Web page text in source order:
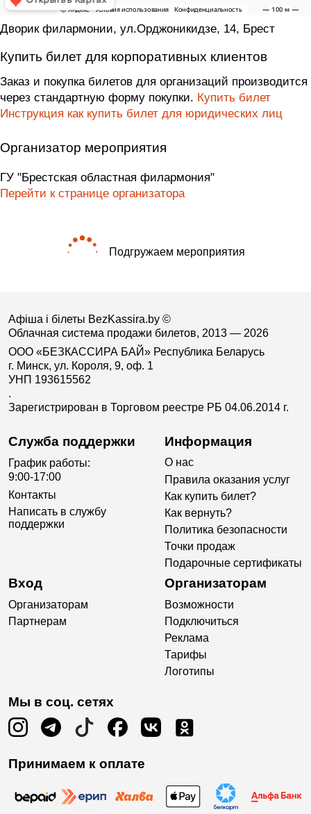
Дворик филармонии, ул.Орджоникидзе, 14, Брест
Купить билет для корпоративных клиентов
Заказ и покупка билетов для организаций производится
через стандартную форму покупки. Купить билет
Инструкция как купить билет для юридических лиц
Организатор мероприятия
ГУ "Брестская областная филармония"
Перейти к странице организатора
Подгружаем мероприятия
Афіша і білеты BezKassira.by ©
Облачная система продажи билетов, 2013 — 2026
ООО «БЕЗКАССИРА БАЙ» Республика Беларусь
г. Минск, ул. Короля, 9, оф. 1
УНП 193615562
.
Зарегистрирован в Торговом реестре РБ 04.06.2014 г.
Служба поддержки
График работы:
9:00-17:00
Контакты
Написать в службу
поддержки
Информация
О нас
Правила оказания услуг
Как купить билет?
Как вернуть?
Политика безопасности
Точки продаж
Подарочные сертификаты
Вход
Организаторам
Партнерам
Организаторам
Возможности
Подключиться
Реклама
Тарифы
Логотипы
Мы в соц. сетях
Принимаем к оплате